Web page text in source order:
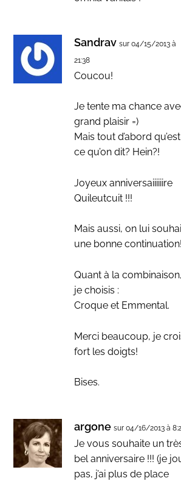
Sandrav sur 04/15/2013 à
21:38
Coucou!
Je tente ma chance
grand plaisir =)
Mais tout d’abord
ce qu’on dit? Hein?!
Joyeux anniversaiiiiiire
Quileutcuit !!!
Mais aussi, on lui
une bonne
Quant à la combinaison,
je choisis :
Croque et Emmental.
Merci beaucoup, je
fort les doigts!
Bises.
argone sur 04/16/2013 à
Je vous souhaite un
bel anniversaire !!! (je
pas, j’ai plus de place